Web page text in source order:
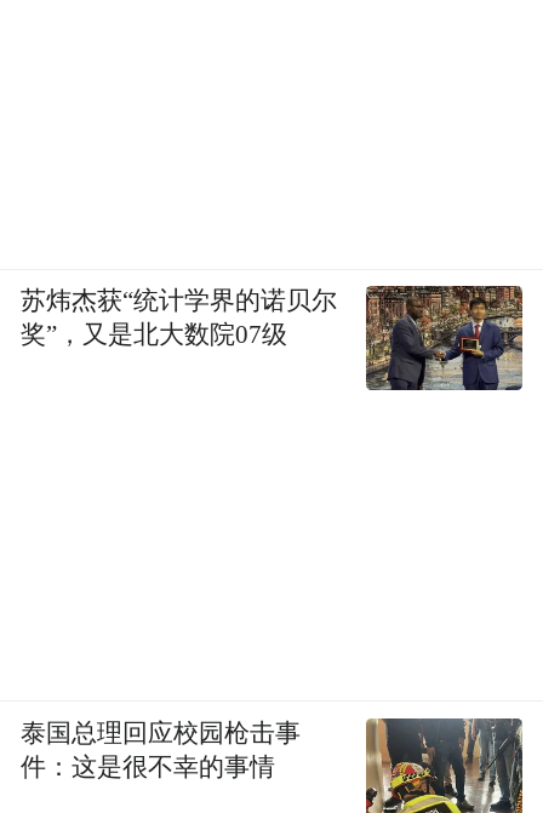
苏炜杰获“统计学界的诺贝尔
奖”，又是北大数院07级
泰国总理回应校园枪击事
件：这是很不幸的事情